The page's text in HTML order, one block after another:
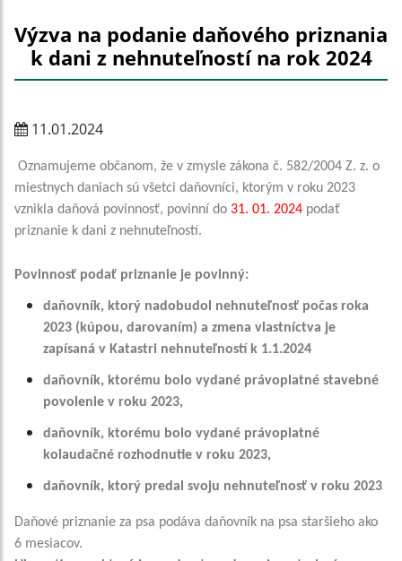
Výzva na podanie daňového priznania
k dani z nehnuteľností na rok 2024
11.01.2024
Oznamujeme občanom, že v zmysle zákona č. 582/2004 Z. z. o
miestnych daniach sú všetci daňovníci, ktorým v roku 2023
vznikla daňová povinnosť, povinní do 31. 01. 2024 podať
priznanie k dani z nehnuteľností.
Povinnosť podať priznanie je povinný:
daňovník, ktorý nadobudol nehnuteľnosť počas roka
2023 (kúpou, darovaním) a zmena vlastníctva je
zapísaná v Katastri nehnuteľností k 1.1.2024
daňovník, ktorému bolo vydané právoplatné stavebné
povolenie v roku 2023,
daňovník, ktorému bolo vydané právoplatné
kolaudačné rozhodnutie v roku 2023,
daňovník, ktorý predal svoju nehnuteľnosť v roku 2023
Daňové priznanie za psa podáva daňovník na psa staršieho ako
6 mesiacov.